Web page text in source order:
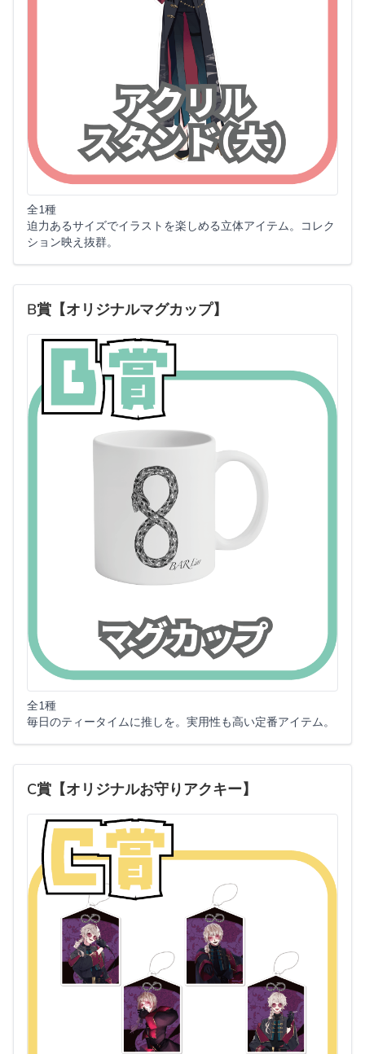
全1種
迫力あるサイズでイラストを楽しめる立体アイテム。コレク
ション映え抜群。
B賞【オリジナルマグカップ】
全1種
毎日のティータイムに推しを。実用性も高い定番アイテム。
C賞【オリジナルお守りアクキー】